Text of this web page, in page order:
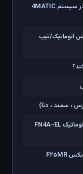
نحوه کارکرد سیستم انتقال نیرو به چرخ ها در سیستم 4MATIC
اتوماتیک/تیپ
آموزش بازکردن و سرویس گیربکس 4 دنده اتوماتیک FN4A-EL
فیلم آموزش بازکردن ، عیب یابی و بستن گیربکس F۲۵MR